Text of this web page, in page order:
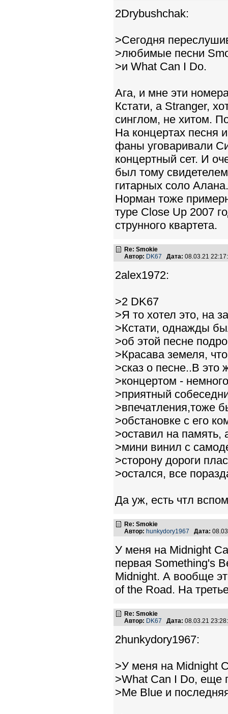
2Drybushchak:
>Сегодня
>любимые песни
>и What Can I Do.
Ага, и мне эти
Кстати, а Stranger,
синглом, не хитом.
На концертах песня
фаны уговаривали
концертный сет. И
был тому
гитарных соло
Норман тоже
туре Close Up 2007
струнного квартета.
Re: Smokie
Автор: DK67 Дата: 08.03.21
2alex1972:
>2 DK67
>Я то хотел это, на
>Кстати, однажды
>об этой песне
>Красава земеля,
>сказ о песне..В это
>концертом -
>приятный
>впечатления,тоже
>обстановке с его
>оставил на память,
>мини винил с
>сторону дороги
>остался, все
Да уж, есть чтл
Re: Smokie
Автор: hunkydory1967 Дата:
У меня на Midnight
первая Something's
Midnight. А вообще
of the Road. На
Re: Smokie
Автор: DK67 Дата: 08.03.21
2hunkydory1967:
>У меня на Midnight
>What Can I Do, еще
>Me Blue и